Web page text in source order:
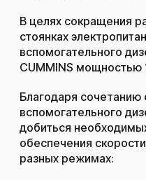
В целях сокращения
стоянках
вспомогательного
CUMMINS мощностью
Благодаря сочетанию
вспомогательного
добиться
обеспечения
разных режимах: